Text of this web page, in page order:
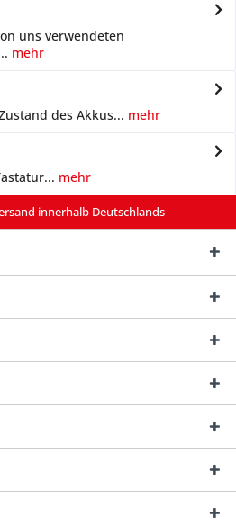
uns verwendeten
mehr
des Akkus... mehr
mehr
innerhalb Deutschlands